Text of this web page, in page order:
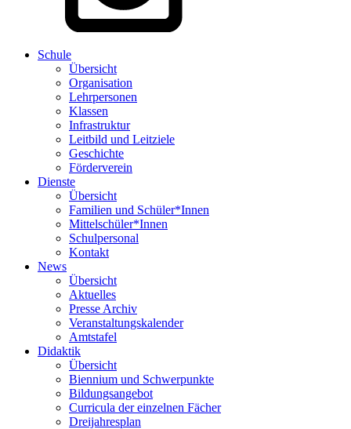
Schule
Übersicht
Organisation
Lehrpersonen
Klassen
Infrastruktur
Leitbild und Leitziele
Geschichte
Förderverein
Dienste
Übersicht
Familien und Schüler*Innen
Mittelschüler*Innen
Schulpersonal
Kontakt
News
Übersicht
Aktuelles
Presse Archiv
Veranstaltungskalender
Amtstafel
Didaktik
Übersicht
Biennium und Schwerpunkte
Bildungsangebot
Curricula der einzelnen Fächer
Dreijahresplan